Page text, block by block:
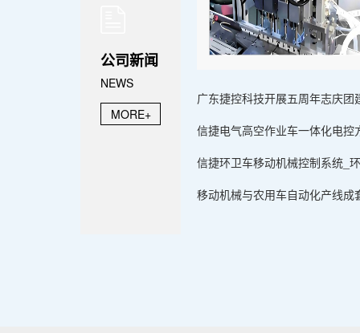
公司新闻
NEWS
MORE+
广东捷控科技开展五周年志庆团
信捷电气高空作业车一体化电
信捷环卫车移动机械控制系统_
移动机械与农用车自动化产线成